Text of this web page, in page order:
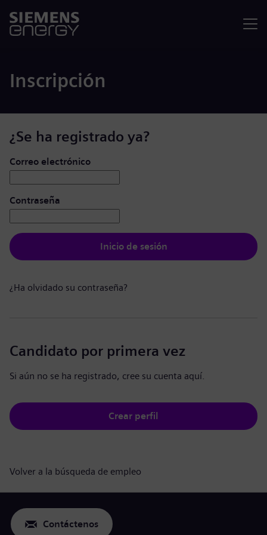
Inscripción
¿Se ha registrado ya?
Iniciar de sesión: usuario y contraseña
Correo electrónico
Contraseña
Inicio de sesión
¿Ha olvidado su contraseña?
Candidato por primera vez
Si aún no se ha registrado, cree su cuenta aquí.
Crear perfil
Volver a la búsqueda de empleo
Contáctenos